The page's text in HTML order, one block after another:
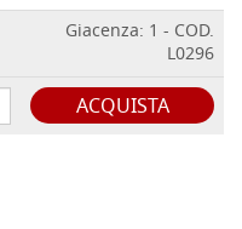
Giacenza: 1 - COD.
L0296
ACQUISTA